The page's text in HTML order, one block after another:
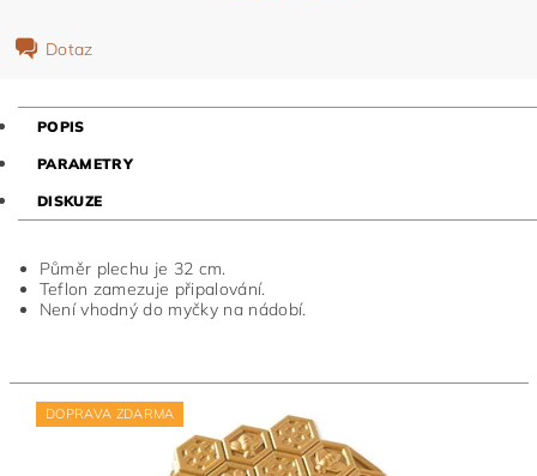
Dotaz
POPIS
PARAMETRY
DISKUZE
Půměr plechu je 32 cm.
Teflon zamezuje připalování.
Není vhodný do myčky na nádobí.
DOPRAVA ZDARMA